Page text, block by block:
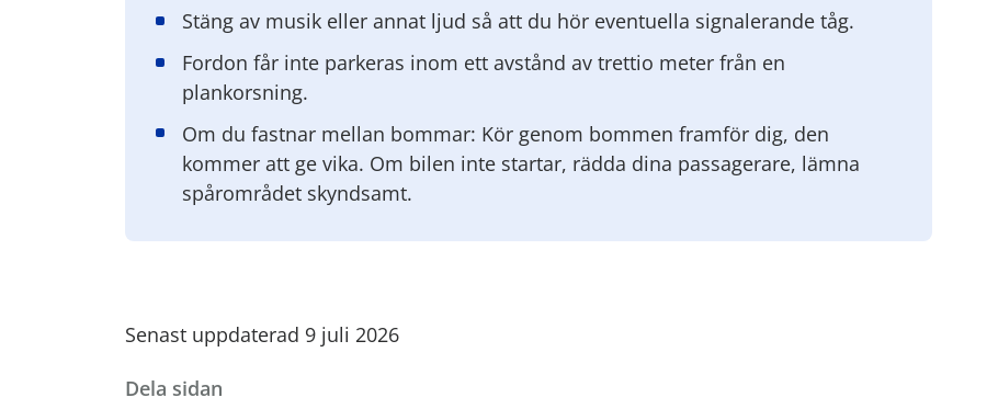
Stäng av musik eller annat ljud så att du hör eventuella signalerande tåg.
Fordon får inte parkeras inom ett avstånd av trettio meter från en
plankorsning.
Om du fastnar mellan bommar: Kör genom bommen framför dig, den
kommer att ge vika. Om bilen inte startar, rädda dina passagerare, lämna
spårområdet skyndsamt.
Senast uppdaterad 9 juli 2026
Dela sidan